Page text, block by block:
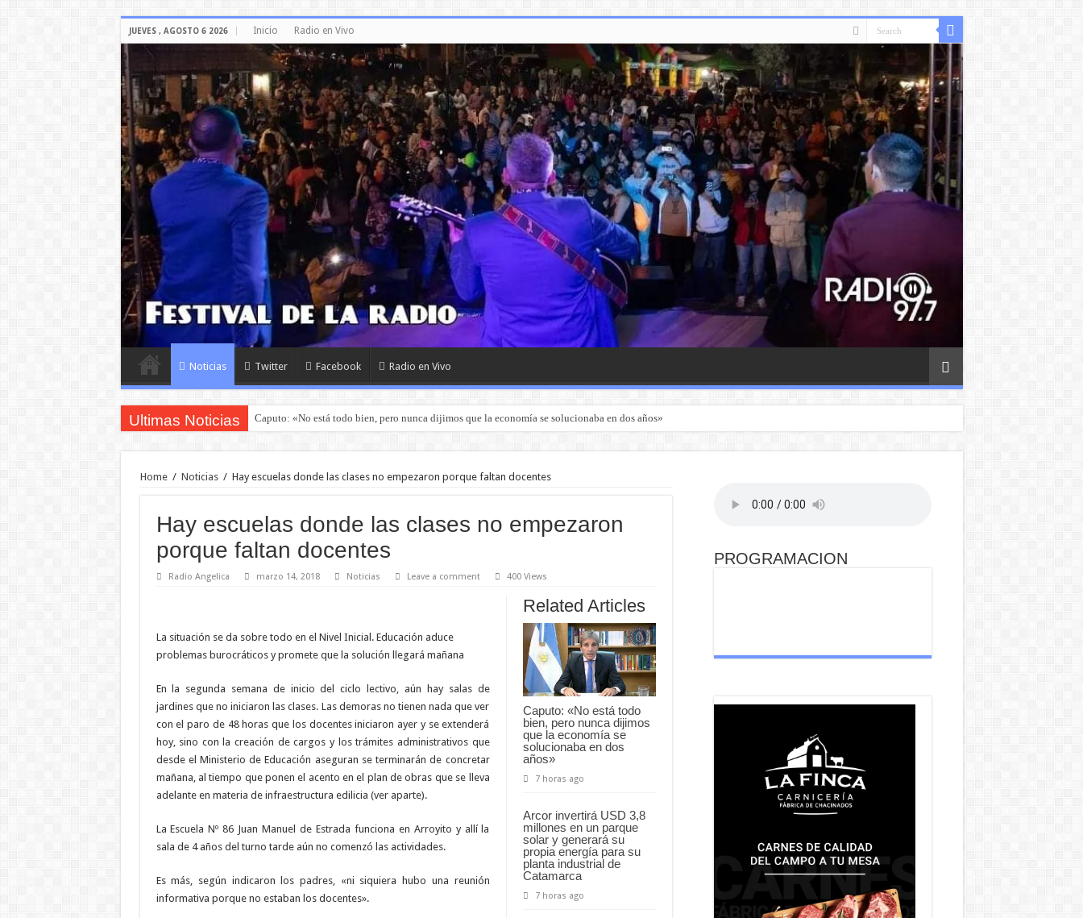
JUEVES , AGOSTO 6 2026 Inicio Radio en Vivo
Noticias Twitter Facebook Radio en Vivo
Ultimas Noticias Caputo: «No está todo bien, pero nunca dijimos que la economía se solucionaba en dos años»
Home / Noticias / Hay escuelas donde las clases no empezaron porque faltan docentes
Hay escuelas donde las clases no empezaron
porque faltan docentes
Radio Angelica marzo 14, 2018 Noticias Leave a comment 400 Views
Related Articles
Caputo: «No está todo
bien, pero nunca dijimos
que la economía se
solucionaba en dos
años»
7 horas ago
Arcor invertirá USD 3,8
millones en un parque
solar y generará su
propia energía para su
planta industrial de
Catamarca
7 horas ago
La situación se da sobre todo en el Nivel Inicial. Educación aduce
problemas burocráticos y promete que la solución llegará mañana
En la segunda semana de inicio del ciclo lectivo, aún hay salas de
jardines que no iniciaron las clases. Las demoras no tienen nada que ver
con el paro de 48 horas que los docentes iniciaron ayer y se extenderá
hoy, sino con la creación de cargos y los trámites administrativos que
desde el Ministerio de Educación aseguran se terminarán de concretar
mañana, al tiempo que ponen el acento en el plan de obras que se lleva
adelante en materia de infraestructura edilicia (ver aparte).
La Escuela Nº 86 Juan Manuel de Estrada funciona en Arroyito y allí la
sala de 4 años del turno tarde aún no comenzó las actividades.
Es más, según indicaron los padres, «ni siquiera hubo una reunión
informativa porque no estaban los docentes».
PROGRAMACION